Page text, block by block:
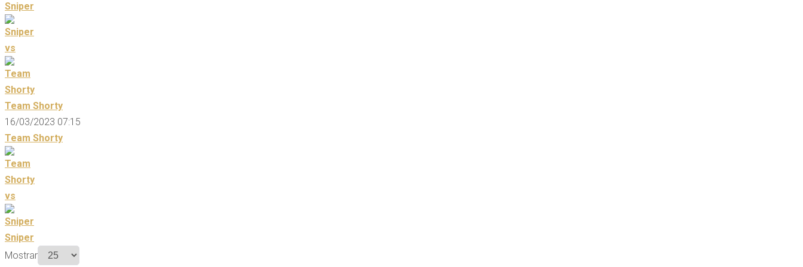
Sniper
vs
Team Shorty
16/03/2023 07:15
Team Shorty
vs
Sniper
Mostrar